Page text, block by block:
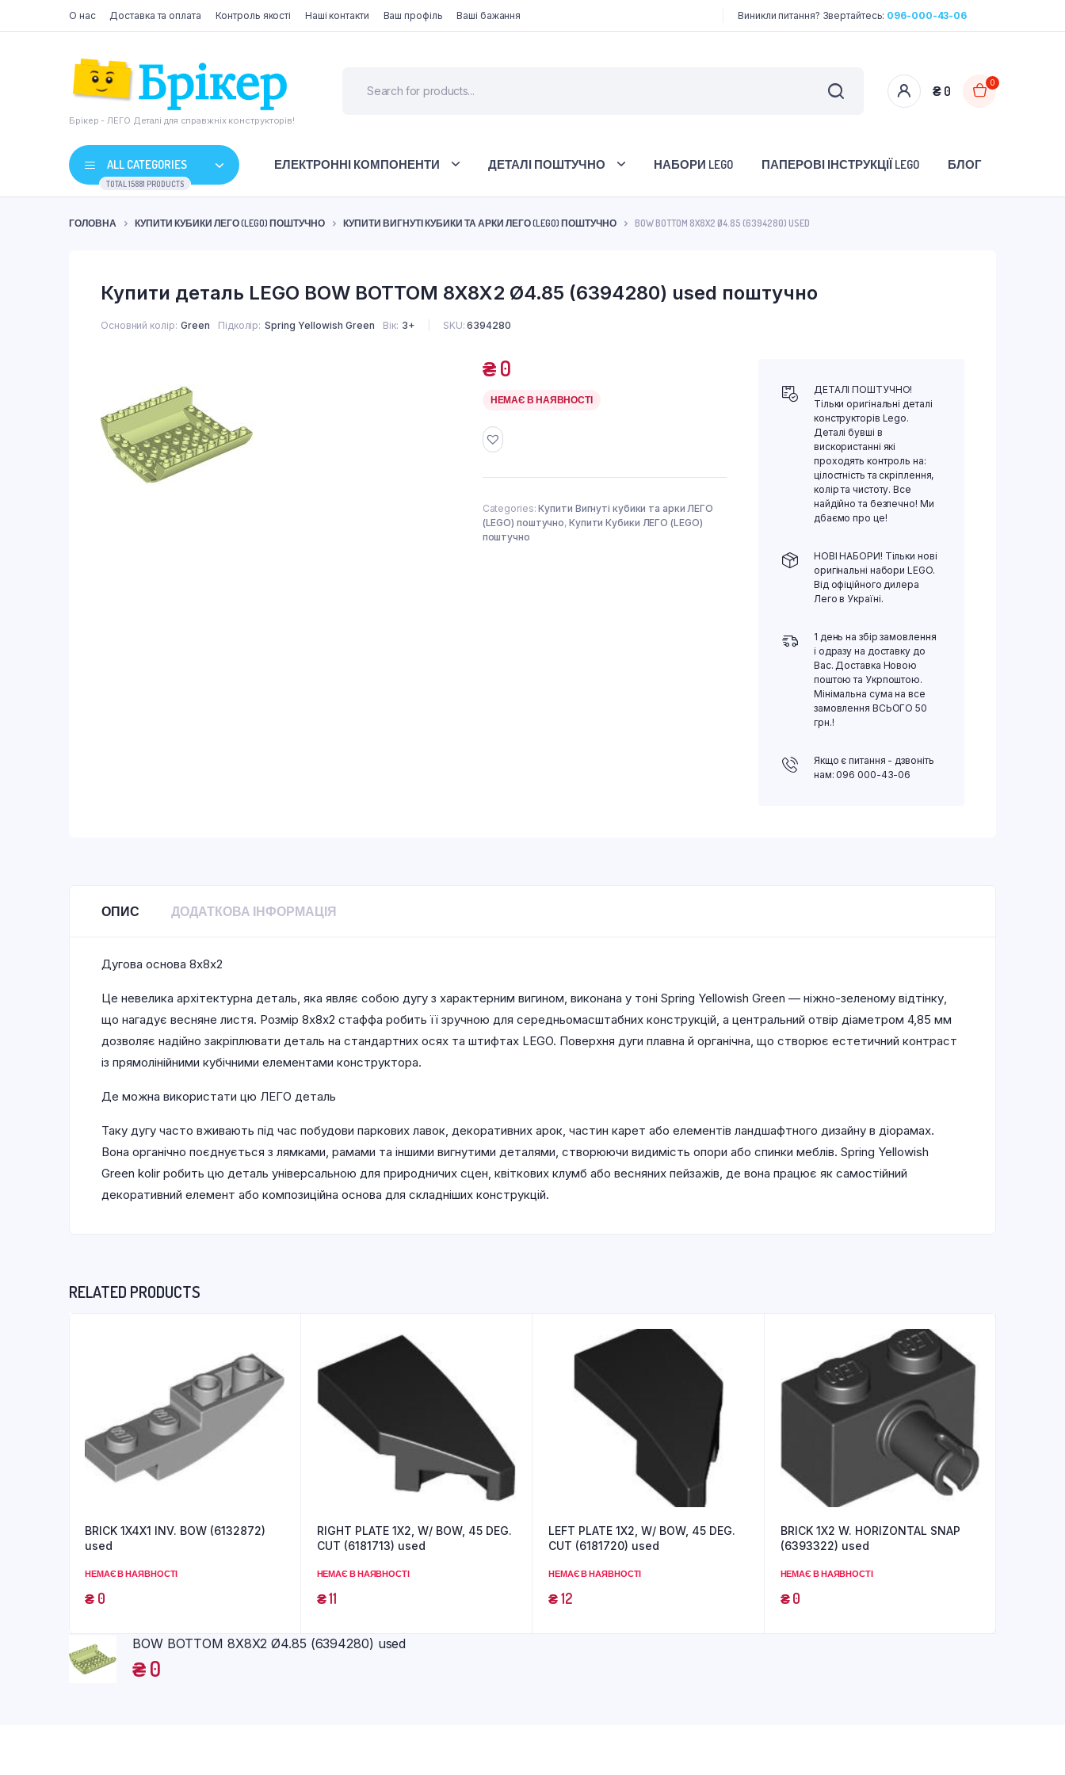
О нас Доставка та оплата Контроль якості Наші контакти Ваш профіль Ваші бажання Виникли питання? Звертайтесь: 096-000-43-06
Брікер - ЛЕГО Деталі для справжніх конструкторів!
₴ 0
0
ALL CATEGORIES
TOTAL 15881 PRODUCTS
ЕЛЕКТРОННІ КОМПОНЕНТИ ДЕТАЛІ ПОШТУЧНО НАБОРИ LEGO ПАПЕРОВІ ІНСТРУКЦІЇ LEGO БЛОГ
ГОЛОВНА КУПИТИ КУБИКИ ЛЕГО (LEGO) ПОШТУЧНО КУПИТИ ВИГНУТІ КУБИКИ ТА АРКИ ЛЕГО (LEGO) ПОШТУЧНО BOW BOTTOM 8X8X2 Ø4.85 (6394280) USED
Купити деталь LEGO BOW BOTTOM 8X8X2 Ø4.85 (6394280) used поштучно
Основний колір Green Підколір Spring Yellowish Green Вік 3+ SKU: 6394280
₴0
НЕМАЄ В НАЯВНОСТІ
Categories:Купити Вигнуті кубики та арки ЛЕГО
(LEGO) поштучно, Купити Кубики ЛЕГО (LEGO)
поштучно
ДЕТАЛІ ПОШТУЧНО!
Тільки оригінальні деталі
конструкторів Lego.
Деталі бувші в
вискористанні які
проходять контроль на:
цілостність та скріплення,
колір та чистоту. Все
найдійно та безпечно! Ми
дбаємо про це!
НОВІ НАБОРИ! Тільки нові
оригінальні набори LEGO.
Від офіційного дилера
Лего в Україні.
1 день на збір замовлення
і одразу на доставку до
Вас. Доставка Новою
поштою та Укрпоштою.
Мінімальна сума на все
замовлення ВСЬОГО 50
грн.!
Якщо є питання - дзвоніть
нам: 096 000-43-06
ОПИС ДОДАТКОВА ІНФОРМАЦІЯ
Дугова основа 8х8х2
Це невелика архітектурна деталь, яка являє собою дугу з характерним вигином, виконана у тоні Spring Yellowish Green — ніжно-зеленому відтінку,
що нагадує весняне листя. Розмір 8х8х2 стаффа робить її зручною для середньомасштабних конструкцій, а центральний отвір діаметром 4,85 мм
дозволяє надійно закріплювати деталь на стандартних осях та штифтах LEGO. Поверхня дуги плавна й органічна, що створює естетичний контраст
із прямолінійними кубічними елементами конструктора.
Де можна використати цю ЛЕГО деталь
Таку дугу часто вживають під час побудови паркових лавок, декоративних арок, частин карет або елементів ландшафтного дизайну в діорамах.
Вона органічно поєднується з лямками, рамами та іншими вигнутими деталями, створюючи видимість опори або спинки меблів. Spring Yellowish
Green kolir робить цю деталь універсальною для природничих сцен, квіткових клумб або весняних пейзажів, де вона працює як самостійний
декоративний елемент або композиційна основа для складніших конструкцій.
RELATED PRODUCTS
BRICK 1X4X1 INV. BOW (6132872)
used
НЕМАЄ В НАЯВНОСТІ
₴0
RIGHT PLATE 1X2, W/ BOW, 45 DEG.
CUT (6181713) used
НЕМАЄ В НАЯВНОСТІ
₴11
LEFT PLATE 1X2, W/ BOW, 45 DEG.
CUT (6181720) used
НЕМАЄ В НАЯВНОСТІ
₴12
BRICK 1X2 W. HORIZONTAL SNAP
(6393322) used
НЕМАЄ В НАЯВНОСТІ
₴0
BOW BOTTOM 8X8X2 Ø4.85 (6394280) used
₴0